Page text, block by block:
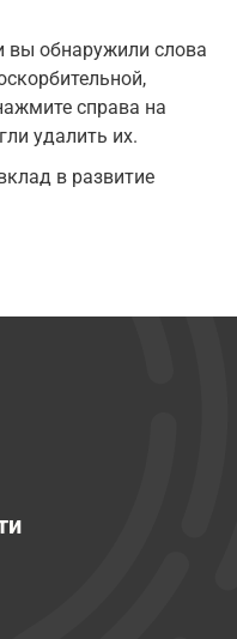
вы обнаружили слова
справа на
удалить их.
в развитие